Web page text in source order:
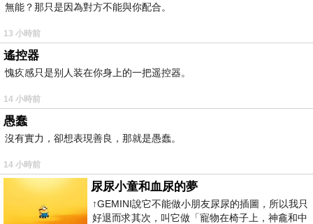
無能？那只是因為對方不能與你配合。
13 小時前
遙控器
愧疚感只是别人装在你身上的一把遥控器。
14 小時前
愚蠢
沒有實力，卻想表現善良，那就是愚蠢。
14 小時前
尿尿小童和血尿的夢
↑GEMINI說它不能做小朋友尿尿的插圖，所以我只
好退而求其次，叫它做「寵物在椅子上，神龕和中